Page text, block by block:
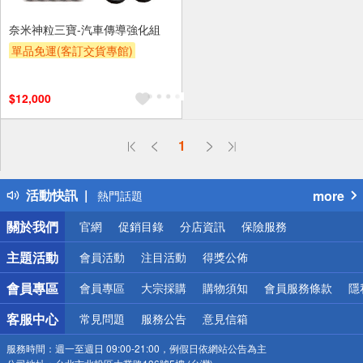
奈米神粒三寶-汽車傳導強化組
單品免運(客訂交貨專館)
$12,000
1
活動快訊
偏遠地區配送
得獎公告
熱門話題
銀行優惠
偏遠地區配送
詐騙網頁！請小心！
more
關於我們
官網 促銷目錄 分店資訊 保險服務
主題活動 會員活動 注目活動 得獎公佈
會員專區 會員專區 大宗採購 購物須知 會員服務條款 隱
客服中心 常見問題 服務公告 意見信箱
服務時間： 週一至週日 09:00-21:00，例假日依網站公告為主